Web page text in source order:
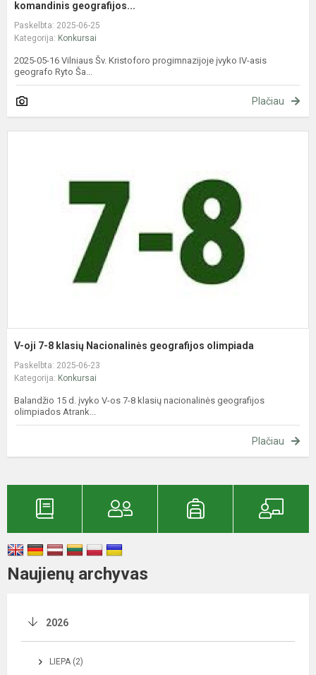
komandinis geografijos...
Paskelbta: 2025-06-25
Kategorija: Konkursai
2025-05-16 Vilniaus Šv. Kristoforo progimnazijoje įvyko IV-asis
geografo Ryto Ša...
Plačiau
V-oji 7-8 klasių Nacionalinės geografijos olimpiada
Paskelbta: 2025-06-23
Kategorija: Konkursai
Balandžio 15 d. įvyko V-os 7-8 klasių nacionalinės geografijos
olimpiados Atrank...
Plačiau
Naujienų archyvas
2026
LIEPA (2)